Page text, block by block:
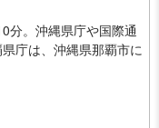
分。沖縄県庁や国際通
庁は、沖縄県那覇市に